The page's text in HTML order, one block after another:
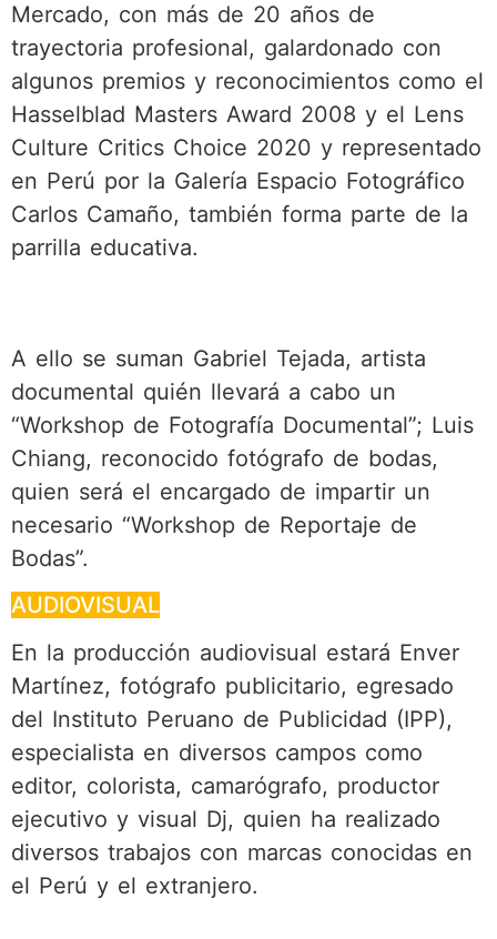
Mercado, con más de 20 años de
trayectoria profesional, galardonado con
algunos premios y reconocimientos como el
Hasselblad Masters Award 2008 y el Lens
Culture Critics Choice 2020 y representado
en Perú por la Galería Espacio Fotográfico
Carlos Camaño, también forma parte de la
parrilla educativa.
A ello se suman Gabriel Tejada, artista
documental quién llevará a cabo un
“Workshop de Fotografía Documental”; Luis
Chiang, reconocido fotógrafo de bodas,
quien será el encargado de impartir un
necesario “Workshop de Reportaje de
Bodas”.
AUDIOVISUAL
En la producción audiovisual estará Enver
Martínez, fotógrafo publicitario, egresado
del Instituto Peruano de Publicidad (IPP),
especialista en diversos campos como
editor, colorista, camarógrafo, productor
ejecutivo y visual Dj, quien ha realizado
diversos trabajos con marcas conocidas en
el Perú y el extranjero.